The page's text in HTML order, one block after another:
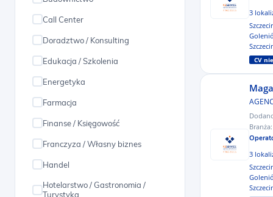
wielkopolskie
kujawsko-pomorskie
łódzkie
śląskie
warmińsko-mazurskie
podkarpackie
dolnośląskie
opolskie
lubuskie
zachodniopomorskie
Call Center
Doradztwo / Konsulting
Edukacja / Szkolenia
Energetyka
Farmacja
Finanse / Księgowość
Franczyza / Własny biznes
Handel
Hotelarstwo / Gastronomia /
Turystyka
3
CV
Branża:
3